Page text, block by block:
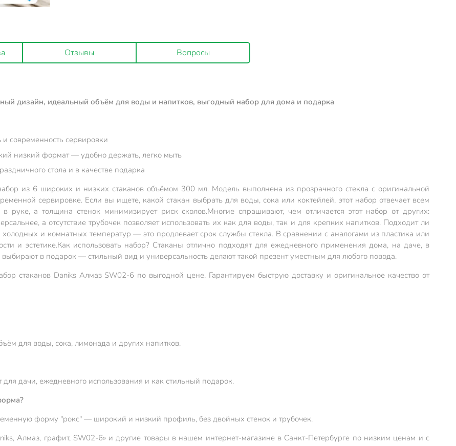
Отзывы Вопросы
дизайн, идеальный объём для воды и напитков, выгодный набор для дома и подарка
современность сервировки
низкий формат — удобно держать, легко мыть
стола и в качестве подарка
из 6 широких и низких стаканов объёмом 300 мл. Модель выполнена из прозрачного стекла с оригинальной
сервировке. Если вы ищете, какой стакан выбрать для воды, сока или коктейлей, этот набор отвечает всем
руке, а толщина стенок минимизирует риск сколов.Многие спрашивают, чем отличается этот набор от других:
а отсутствие трубочек позволяет использовать их как для воды, так и для крепких напитков. Подходит ли
холодных и комнатных температур — это продлевает срок службы стекла. В сравнении с аналогами из пластика или
и эстетике.Как использовать набор? Стаканы отлично подходят для ежедневного применения дома, на даче, в
в подарок — стильный вид и универсальность делают такой презент уместным для любого повода.
стаканов Daniks Алмаз SW02-6 по выгодной цене. Гарантируем быструю доставку и оригинальное качество от
для воды, сока, лимонада и других напитков.
дачи, ежедневного использования и как стильный подарок.
форму "рокс" — широкий и низкий профиль, без двойных стенок и трубочек.
Алмаз, графит, SW02-6» и другие товары в нашем интернет-магазине в Санкт-Петербургe по низким ценам и с